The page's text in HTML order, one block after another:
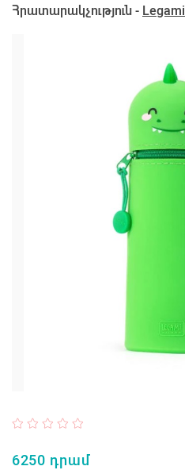
Հրատարակչություն - Legami
6250 դրամ